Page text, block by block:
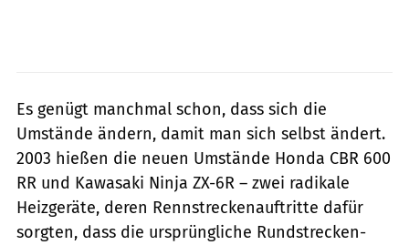
Es genügt manchmal schon, dass sich die
Umstände ändern, damit man sich selbst ändert.
2003 hießen die neuen Umstände Honda CBR 600
RR und Kawasaki Ninja ZX-6R – zwei radikale
Heizgeräte, deren Rennstreckenauftritte dafür
sorgten, dass die ursprüngliche Rundstrecken-